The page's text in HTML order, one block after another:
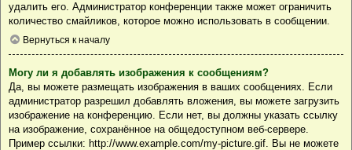
удалить его. Администратор конференции также может ограничить
количество смайликов, которое можно использовать в сообщении.
Вернуться к началу
Могу ли я добавлять изображения к сообщениям?
Да, вы можете размещать изображения в ваших сообщениях. Если
администратор разрешил добавлять вложения, вы можете загрузить
изображение на конференцию. Если нет, вы должны указать ссылку
на изображение, сохранённое на общедоступном веб-сервере.
Пример ссылки: http://www.example.com/my-picture.gif. Вы не можете